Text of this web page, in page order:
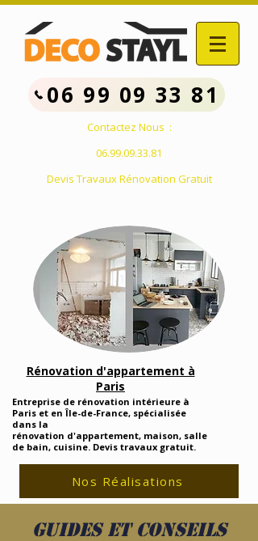
06 99 09 33 81
Contactez Nous :
06.99.09.33.81
Devis Travaux Rénovation Gratuit
Rénovation d'appartement à
Paris
Entreprise de rénovation intérieure à
Paris et en Île-de-France, spécialisée
dans la
rénovation d'appartement, maison, salle
de bain, cuisine. Devis travaux gratuit.
Nos Réalisations
Guides et conseils